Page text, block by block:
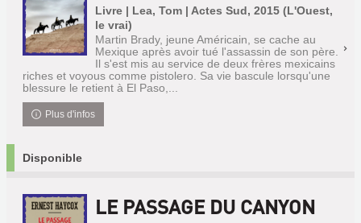
Livre | Lea, Tom | Actes Sud, 2015 (L'Ouest,
le vrai)
Martin Brady, jeune Américain, se cache au
Mexique après avoir tué l'assassin de son père.
Il s'est mis au service de deux frères mexicains
riches et voyous comme pistolero. Sa vie bascule lorsqu'une
blessure le retient à El Paso,...
Plus d'infos
Disponible
LE PASSAGE DU CANYON